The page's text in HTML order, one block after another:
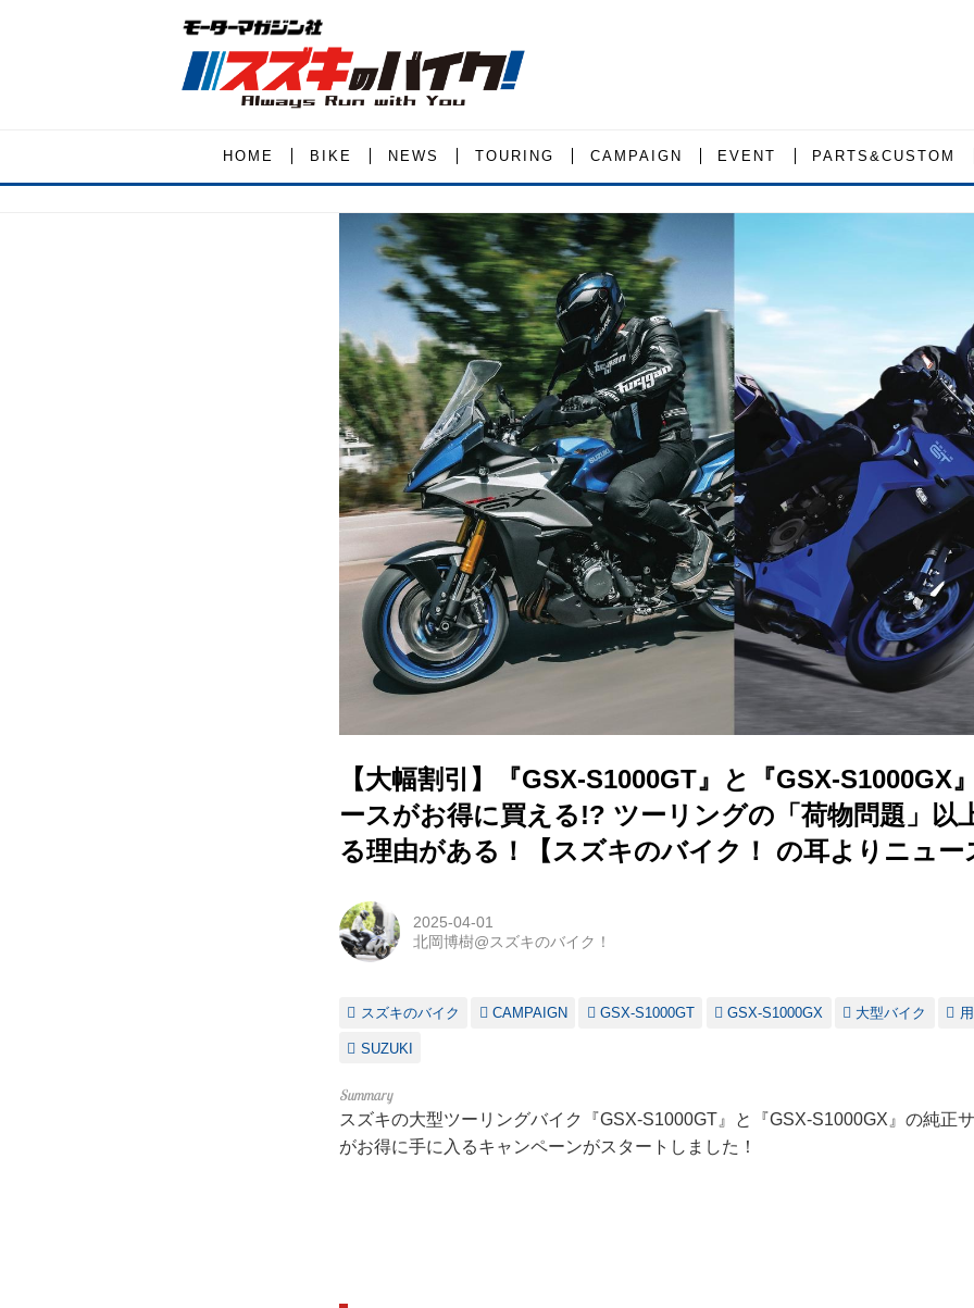
HOME BIKE NEWS TOURING CAMPAIGN EVENT PARTS&CUSTOM
【大幅割引】『GSX-S1000GT』と『GSX-S1000GX
ースがお得に買える!? ツーリングの「荷物問題」以
る理由がある！【スズキのバイク！ の耳よりニュー
2025-04-01
北岡博樹@スズキのバイク！
スズキのバイク CAMPAIGN GSX-S1000GT GSX-S1000GX 大型バイク
SUZUKI
スズキの大型ツーリングバイク『GSX-S1000GT』と『GSX-S1000GX』の純正
がお得に手に入るキャンペーンがスタートしました！